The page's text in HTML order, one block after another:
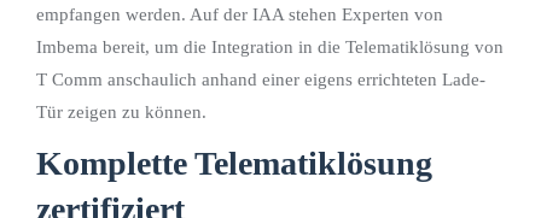
empfangen werden. Auf der IAA stehen Experten von
Imbema bereit, um die Integration in die Telematiklösung von
T Comm anschaulich anhand einer eigens errichteten Lade-
Tür zeigen zu können.
Komplette Telematiklösung
zertifiziert